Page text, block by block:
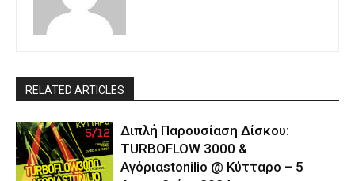
RELATED ARTICLES
Διπλή Παρουσίαση Δίσκου:
TURBOFLOW 3000 &
Αγόριαstonilio @ Κύτταρο – 5